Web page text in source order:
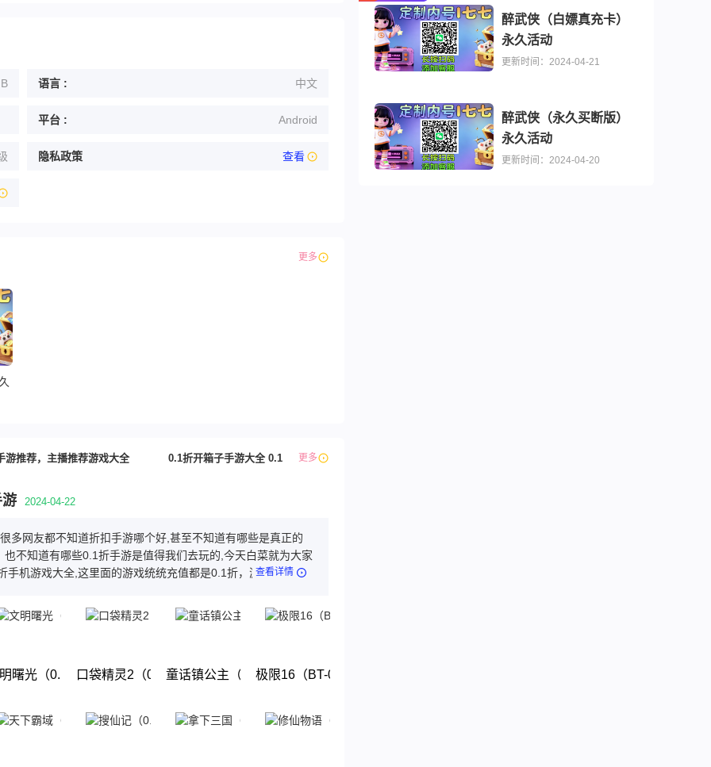
语言 : 中文
平台 : Android
隐私政策 查看
更多
更多
游推荐，主播推荐游戏大全 0.1折开箱子手游大全 0.1折修仙游戏排行榜推荐
2024-04-22
多网友都不知道折扣手游哪个好,甚至不知道有哪些是真正的
也不知道有哪些0.1折手游是值得我们去玩的,今天白菜就为大家
手机游戏大全,这里面的游戏统统充值都是0.1折，游戏上线就
验吧!
查看详情
极送百亿元宝）
曙光（0.1折GM修改版）
下载
口袋精灵2（0.1折送超梦）
下载
童话镇公主（0.1折）
下载
极限16（BT-0.1折无限元宝）
下载
醉武侠（白嫖真充卡）
永久活动
更新时间：2024-04-21
醉武侠（永久买断版）
永久活动
更新时间：2024-04-20